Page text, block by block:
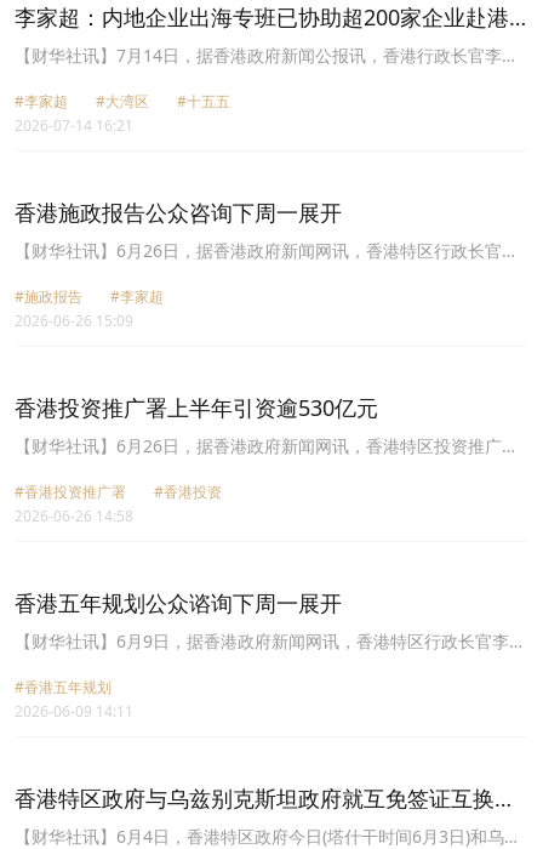
李家超：内地企业出海专班已协助超200家企业赴港
设立或扩展业务
【财华社讯】7月14日，据香港政府新闻公报讯，香港行政长官李家
五五”规划部署，香港将发挥背靠祖国、联通世界优势，担当市场、
资本、标准三大连接平台，助力内地企业出海、外资入局内地。特区
成96项合作协议，涉资超16.5亿美元，覆盖金融、科创、绿色发展等
领域。目前多家内地出海企业筹备赴港上市，香港将持续发挥“超级
联系人”与“超级增值人”作用，助力湾区企业拓展全球市场。
#李家超 #大湾区
#十五五
2026-07-14 16:21
香港施政报告公众咨询下周一展开
【财华社讯】6月26日，据香港政府新闻网讯，香港特区行政长官李
规划与施政报告关系密切，为方便市民，政府会在余下的咨询会同时
收集五年规划和施政报告的意见。李家超6月25日主持一场香港五年
办十多场咨询会，收到近千份意见。政府观察到不少意见涉及五年规
划长远方向，同时触及施政报告的年度部署，反映两者之间关系密
切。李家超指出，香港五年规划与行政长官的施政报告是一脉相承的
五年的经济和社会发展作出明确方向。施政报告是每年的施政部署，
订立多项具体指标，回应五年规划的要求和方向，汇报落实进度，并
报告。因此，在余下的咨询会，无论市民特意将意见分为两个主题提
供，或同时提供，政府都会整理和分析，适当归纳在五年规划和施政
报告的编制考虑中。
#施政报告
#李家超
2026-06-26 15:09
香港投资推广署上半年引资逾530亿元
【财华社讯】6月26日，据香港政府新闻网讯，香港特区投资推广署
可为香港带来逾530亿元的外来直接投资，并创造逾8,600个新职位。
李家超致辞时表示，香港的世界竞争力排名跃升至全球第二，充分反
多机遇，当局将全力推动加快发展北都，不断释放新的发展机遇和潜
力。投资推广署表示，上半年落户香港的413家企业当中，六成来自
内地，其余分布欧亚等不同市场，行业涵盖创新及科技、金融服务、
#香港投资推广署
#香港投资
2026-06-26 14:58
香港五年规划公众谘询下周一展开
【财华社讯】6月9日，据香港政府新闻网讯，香港特区行政长官李家
月。李家超今早出席行政会议前会见传媒时说，香港编制第一个五年
规划是历史性的一步，有重大意义。五年规划会让香港市民和社会各
及加快建设北部都会区等。第二，五年规划让香港可抓紧更多国家战
略和发展所带来的机遇，包括国家超大规模市场、经济发展带给香港
的商机；国家科技能力和技术的分享；「一带一路」倡议、大湾区融
#香港五年规划
2026-06-09 14:11
香港特区政府与乌兹别克斯坦政府就互免签证互换照
会
【财华社讯】6月4日，香港特区政府今日(塔什干时间6月3日)和乌兹